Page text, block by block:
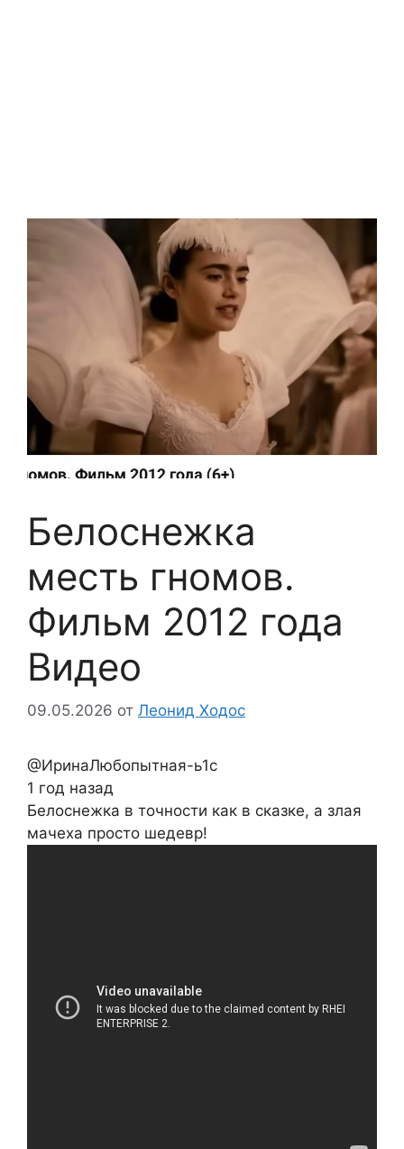
Белоснежка
месть гномов.
Фильм 2012 года
Видео
09.05.2026 от Леонид Ходос
@ИринаЛюбопытная-ь1с
1 год назад
Белоснежка в точности как в сказке, а злая
мачеха просто шедевр!